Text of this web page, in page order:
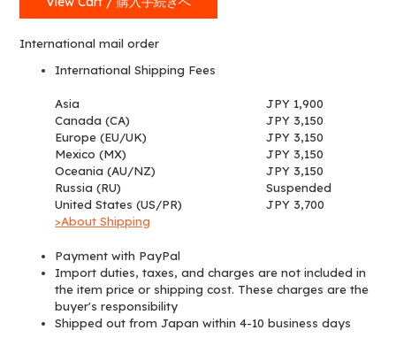
Wrinkled
quantity
International mail order
International Shipping Fees
Asia
JPY 1,900
Canada (CA)
JPY 3,150
Europe (EU/UK)
JPY 3,150
Mexico (MX)
JPY 3,150
Oceania (AU/NZ)
JPY 3,150
Russia (RU)
Suspended
United States (US/PR)
JPY 3,700
>About Shipping
Payment with PayPal
Import duties, taxes, and charges are not included in
the item price or shipping cost. These charges are the
buyer's responsibility
Shipped out from Japan within 4-10 business days